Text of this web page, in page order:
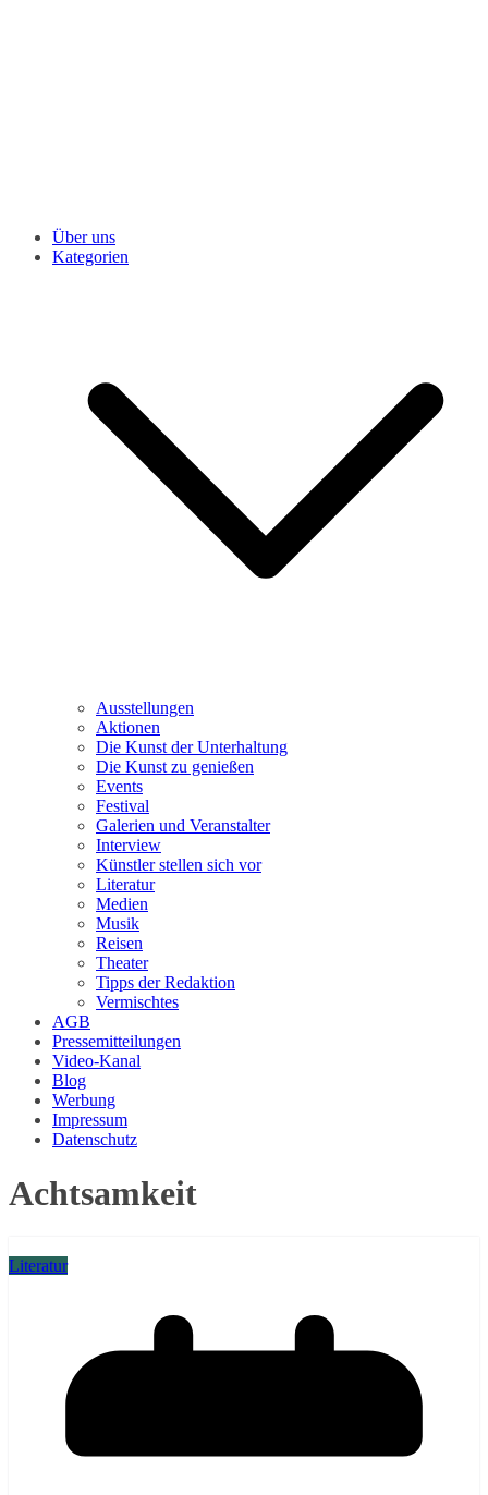
Über uns
Kategorien
Ausstellungen
Aktionen
Die Kunst der Unterhaltung
Die Kunst zu genießen
Events
Festival
Galerien und Veranstalter
Interview
Künstler stellen sich vor
Literatur
Medien
Musik
Reisen
Theater
Tipps der Redaktion
Vermischtes
AGB
Pressemitteilungen
Video-Kanal
Blog
Werbung
Impressum
Datenschutz
Achtsamkeit
Literatur